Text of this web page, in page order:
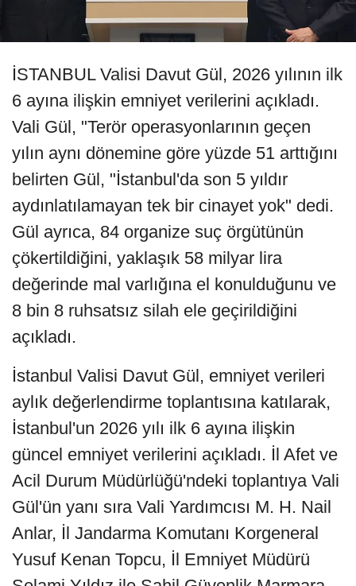
İSTANBUL Valisi Davut Gül, 2026 yılının ilk
6 ayına ilişkin emniyet verilerini açıkladı.
Vali Gül, "Terör operasyonlarının geçen
yılın aynı dönemine göre yüzde 51 arttığını
belirten Gül, "İstanbul'da son 5 yıldır
aydınlatılamayan tek bir cinayet yok" dedi.
Gül ayrıca, 84 organize suç örgütünün
çökertildiğini, yaklaşık 58 milyar lira
değerinde mal varlığına el konulduğunu ve
8 bin 8 ruhsatsız silah ele geçirildiğini
açıkladı.
İstanbul Valisi Davut Gül, emniyet verileri
aylık değerlendirme toplantısına katılarak,
İstanbul'un 2026 yılı ilk 6 ayına ilişkin
güncel emniyet verilerini açıkladı. İl Afet ve
Acil Durum Müdürlüğü'ndeki toplantıya Vali
Gül'ün yanı sıra Vali Yardımcısı M. H. Nail
Anlar, İl Jandarma Komutanı Korgeneral
Yusuf Kenan Topcu, İl Emniyet Müdürü